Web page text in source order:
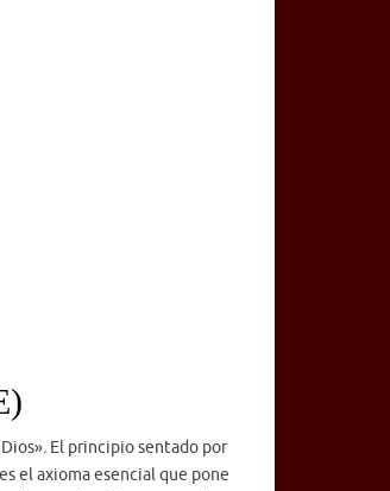
El principio sentado por
el axioma esencial que pone